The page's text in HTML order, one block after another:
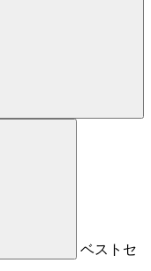
ベストセ